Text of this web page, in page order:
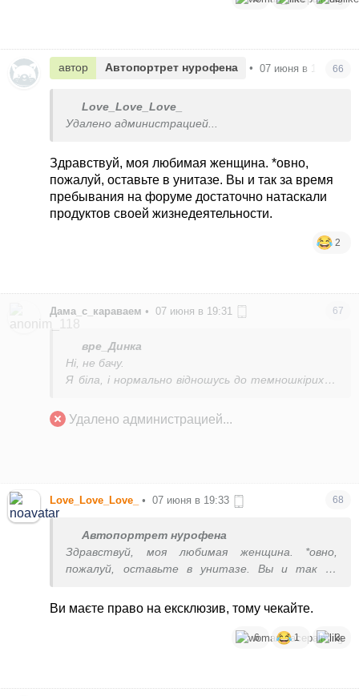
автор Автопортрет нурофена • 07 июня в 19:3166
Love_Love_Love_
Удалено администрацией...
Здравствуй, моя любимая женщина. *овно,
пожалуй, оставьте в унитазе. Вы и так за время
пребывания на форуме достаточно натаскали
продуктов своей жизнедеятельности.
2
Дама_с_караваем • 07 июня в 19:31 67
вре_Динка
Ні, не бачу.
Я біла, і нормально відношусь до темношкірих, а
білих, бо їм подолати шлях до успіху значно
важче ніж білим.
Удалено администрацией...
Love_Love_Love_ • 07 июня в 19:33 68
Автопортрет нурофена
Здравствуй, моя любимая женщина. *овно,
пожалуй, оставьте в унитазе. Вы и так за
натаскали продуктов своей
Ви маєте право на ексклюзив, тому чекайте.
6 1 3